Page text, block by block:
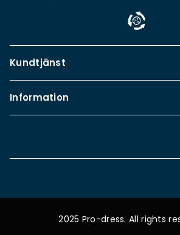
Kundtjänst
Information
2025 Pro-dress. All rights